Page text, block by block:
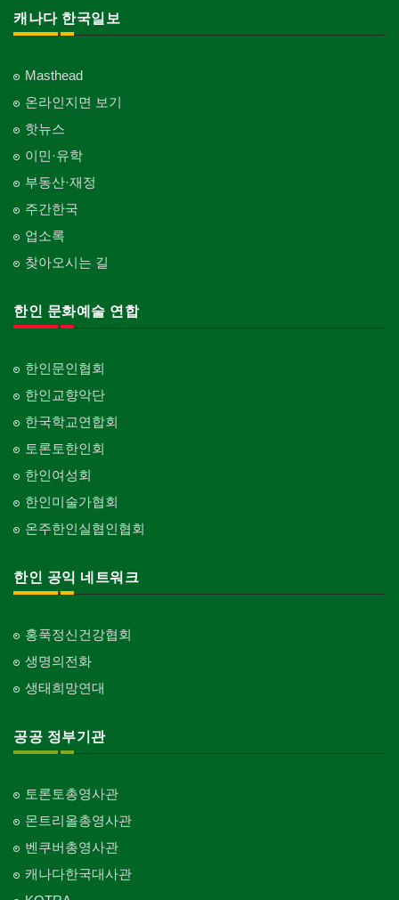
캐나다 한국일보
Masthead
온라인지면 보기
핫뉴스
이민·유학
부동산·재정
주간한국
업소록
찾아오시는 길
한인 문화예술 연합
한인문인협회
한인교향악단
한국학교연합회
토론토한인회
한인여성회
한인미술가협회
온주한인실협인협회
한인 공익 네트워크
홍푹정신건강협회
생명의전화
생태희망연대
공공 정부기관
토론토총영사관
몬트리올총영사관
벤쿠버총영사관
캐나다한국대사관